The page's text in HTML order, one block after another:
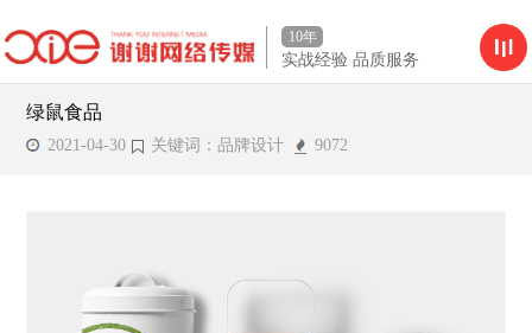
10年
实战经验 品质服务
绿鼠食品
2021-04-30 关键词：品牌设计 9072